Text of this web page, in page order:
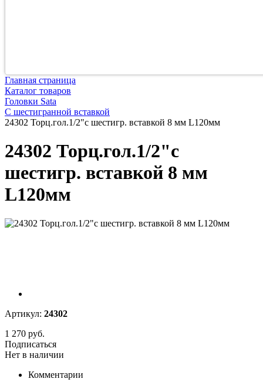
Главная страница
Каталог товаров
Головки Sata
С шестигранной вставкой
24302 Торц.гол.1/2"с шестигр. вставкой 8 мм L120мм
24302 Торц.гол.1/2"с
шестигр. вставкой 8 мм
L120мм
Артикул: 24302
1 270 руб.
Подписаться
Нет в наличии
Комментарии